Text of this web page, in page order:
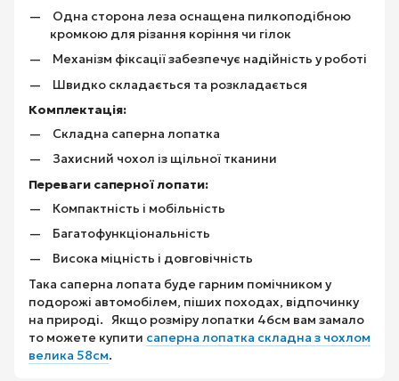
Одна сторона леза оснащена пилкоподібною
кромкою для різання коріння чи гілок
Механізм фіксації забезпечує надійність у роботі
Швидко складається та розкладається
Комплектація:
Складна саперна лопатка
Захисний чохол із щільної тканини
Переваги саперної лопати:
Компактність і мобільність
Багатофункціональність
Висока міцність і довговічність
Така саперна лопата буде гарним помічником у
подорожі автомобілем, піших походах, відпочинку
на природі. Якщо розміру лопатки 46см вам замало
то можете купити саперна лопатка складна з чохлом
велика 58см.